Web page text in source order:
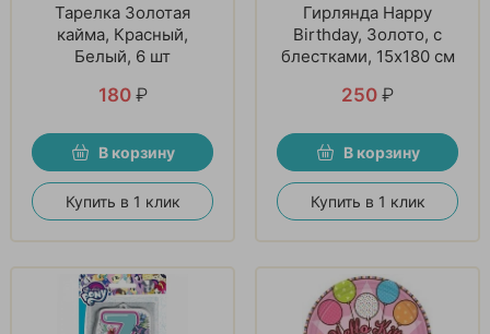
Тарелка Золотая
кайма, Красный,
Белый, 6 шт
180 ₽
В корзину
Купить в 1 клик
Гирлянда Happy
Birthday, Золото, с
блестками, 15х180 см
250 ₽
В корзину
Купить в 1 клик